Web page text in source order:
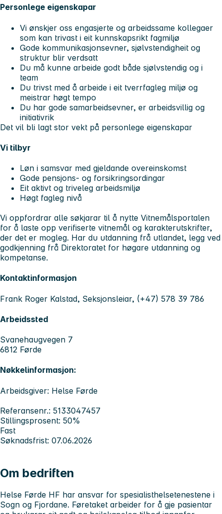
Personlege eigenskapar
Vi ønskjer oss engasjerte og arbeidssame kollegaer
som kan trivast i eit kunnskapsrikt fagmiljø
Gode kommunikasjonsevner, sjølvstendigheit og
struktur blir verdsatt
Du må kunne arbeide godt både sjølvstendig og i
team
Du trivst med å arbeide i eit tverrfagleg miljø og
meistrar høgt tempo
Du har gode samarbeidsevner, er arbeidsvillig og
initiativrik
Det vil bli lagt stor vekt på personlege eigenskapar
Vi tilbyr
Løn i samsvar med gjeldande overeinskomst
Gode pensjons- og forsikringsordingar
Eit aktivt og triveleg arbeidsmiljø
Høgt fagleg nivå
Vi oppfordrar alle søkjarar til å nytte Vitnemålsportalen
for å laste opp verifiserte vitnemål og karakterutskrifter,
der det er mogleg. Har du utdanning frå utlandet, legg ved
godkjenning frå Direktoratet for høgare utdanning og
kompetanse.
Kontaktinformasjon
Frank Roger Kalstad, Seksjonsleiar, (+47) 578 39 786
Arbeidssted
Svanehaugvegen 7
6812 Førde
Nøkkelinformasjon:
Arbeidsgiver: Helse Førde
Referansenr.: 5133047457
Stillingsprosent: 50%
Fast
Søknadsfrist: 07.06.2026
Om bedriften
Helse Førde HF har ansvar for spesialisthelsetenestene i
Sogn og Fjordane. Føretaket arbeider for å gje pasientar